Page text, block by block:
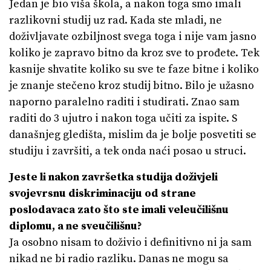
Jedan je bio viša škola, a nakon toga smo imali
razlikovni studij uz rad. Kada ste mladi, ne
doživljavate ozbiljnost svega toga i nije vam jasno
koliko je zapravo bitno da kroz sve to prođete. Tek
kasnije shvatite koliko su sve te faze bitne i koliko
je znanje stečeno kroz studij bitno. Bilo je užasno
naporno paralelno raditi i studirati. Znao sam
raditi do 3 ujutro i nakon toga učiti za ispite. S
današnjeg gledišta, mislim da je bolje posvetiti se
studiju i završiti, a tek onda naći posao u struci.
Jeste li nakon završetka studija doživjeli
svojevrsnu diskriminaciju od strane
poslodavaca zato što ste imali veleučilišnu
diplomu, a ne sveučilišnu?
Ja osobno nisam to doživio i definitivno ni ja sam
nikad ne bi radio razliku. Danas ne mogu sa